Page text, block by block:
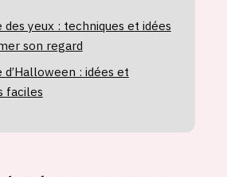
des yeux : techniques et idées
son regard
d’Halloween : idées et
faciles